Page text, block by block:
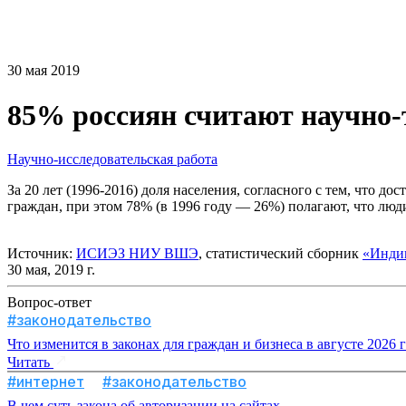
30 мая 2019
85% россиян считают
Научно-исследовательская работа
За 20 лет (1996-2016) доля населения, согласного с тем, что
граждан, при этом 78% (в 1996 году — 26%) полагают, что
Источник: ИСИЭЗ НИУ ВШЭ, статистический сборник
30 мая, 2019 г.
Вопрос-ответ
#законодательство
Что изменится в законах для граждан и бизнеса в августе 2026
Читать
#интернет #законодательство